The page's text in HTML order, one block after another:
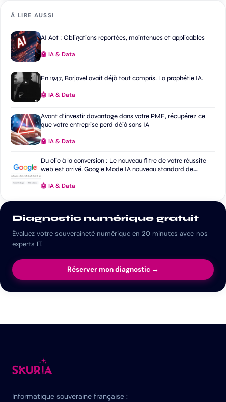
À LIRE AUSSI
AI Act : Obligations reportées, maintenues et applicables
🤖 IA & Data
En 1947, Barjavel avait déjà tout compris. La prophétie IA.
🤖 IA & Data
Avant d’investir davantage dans votre PME, récupérez ce
que votre entreprise perd déjà sans IA
🤖 IA & Data
Du clic à la conversion : Le nouveau filtre de votre réussite
web est arrivé. Google Mode IA nouveau standard de
🤖 IA & Data
Diagnostic numérique gratuit
Évaluez votre souveraineté numérique en 20 minutes avec nos
experts IT.
Réserver mon diagnostic →
Informatique souveraine française :